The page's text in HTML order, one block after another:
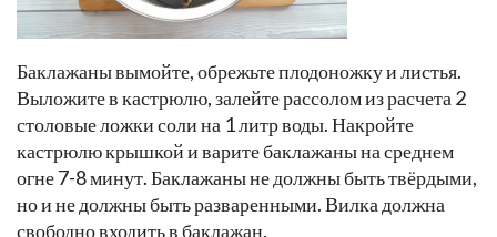
Баклажаны вымойте, обрежьте плодоножку и листья.
Выложите в кастрюлю, залейте рассолом из расчета 2
столовые ложки соли на 1 литр воды. Накройте
кастрюлю крышкой и варите баклажаны на среднем
огне 7-8 минут. Баклажаны не должны быть твёрдыми,
но и не должны быть разваренными. Вилка должна
свободно входить в баклажан.